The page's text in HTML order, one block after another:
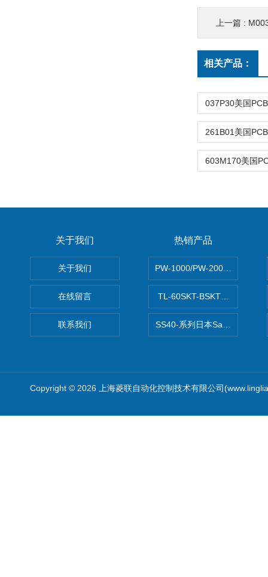
上一篇 :
相关产品：
关于我们
关于我们
在线留言
联系我们
热销产品
PW-1000/PW-
TL-60SKT-BSKTC张力控制器
SS40-系列日本Sawamura泽
Copyright © 2026 上海菱联自动化控制技术有限公司